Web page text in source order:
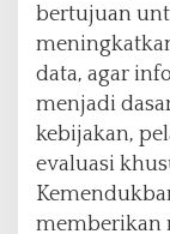
bertujuan
data, agar
menjadi
kebijakan,
evaluasi
memberikan